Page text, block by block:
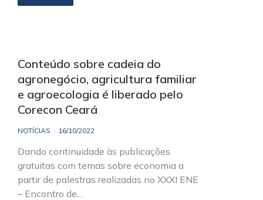
Conteúdo sobre cadeia do
agronegócio, agricultura familiar
e agroecologia é liberado pelo
Corecon Ceará
NOTÍCIAS 16/10/2022
Dando continuidade às publicações
gratuitas com temas sobre economia a
partir de palestras realizadas no XXXI ENE
– Encontro de…